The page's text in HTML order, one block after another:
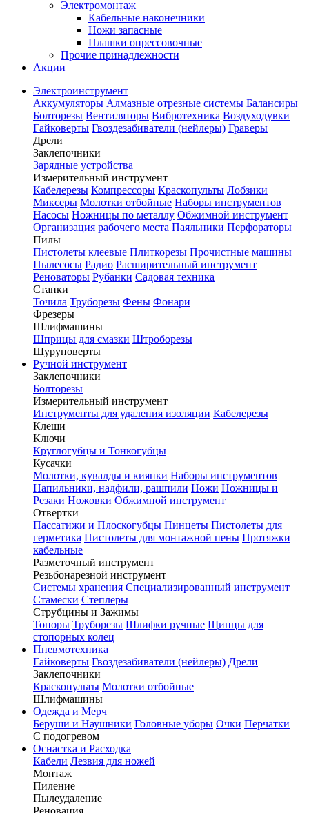
Электромонтаж
Кабельные наконечники
Ножи запасные
Плашки опрессовочные
Прочие принадлежности
Акции
Электроинструмент
Аккумуляторы Алмазные отрезные системы Балансиры
Болторезы Вентиляторы Вибротехника Воздуходувки
Гайковерты Гвоздезабиватели (нейлеры) Граверы
Дрели
Заклепочники
Зарядные устройства
Измерительный инструмент
Кабелерезы Компрессоры Краскопульты Лобзики
Миксеры Молотки отбойные Наборы инструментов
Насосы Ножницы по металлу Обжимной инструмент
Организация рабочего места Паяльники Перфораторы
Пилы
Пистолеты клеевые Плиткорезы Прочистные машины
Пылесосы Радио Расширительный инструмент
Реноваторы Рубанки Садовая техника
Станки
Точила Труборезы Фены Фонари
Фрезеры
Шлифмашины
Шприцы для смазки Штроборезы
Шуруповерты
Ручной инструмент
Заклепочники
Болторезы
Измерительный инструмент
Инструменты для удаления изоляции Кабелерезы
Клещи
Ключи
Круглогубцы и Тонкогубцы
Кусачки
Молотки, кувалды и киянки Наборы инструментов
Напильники, надфили, рашпили Ножи Ножницы и
Резаки Ножовки Обжимной инструмент
Отвертки
Пассатижи и Плоскогубцы Пинцеты Пистолеты для
герметика Пистолеты для монтажной пены Протяжки
кабельные
Разметочный инструмент
Резьбонарезной инструмент
Системы хранения Специализированный инструмент
Стамески Степлеры
Струбцины и Зажимы
Топоры Труборезы Шлифки ручные Щипцы для
стопорных колец
Пневмотехника
Гайковерты Гвоздезабиватели (нейлеры) Дрели
Заклепочники
Краскопульты Молотки отбойные
Шлифмашины
Одежда и Мерч
Беруши и Наушники Головные уборы Очки Перчатки
С подогревом
Оснастка и Расходка
Кабели Лезвия для ножей
Монтаж
Пиление
Пылеудаление
Реновация